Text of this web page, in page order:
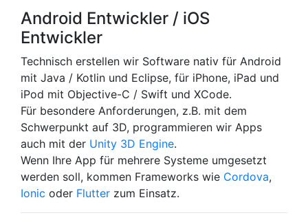
Android Entwickler / iOS
Entwickler
Technisch erstellen wir Software nativ für Android
mit Java / Kotlin und Eclipse, für iPhone, iPad und
iPod mit Objective-C / Swift und XCode.
Für besondere Anforderungen, z.B. mit dem
Schwerpunkt auf 3D, programmieren wir Apps
auch mit der Unity 3D Engine.
Wenn Ihre App für mehrere Systeme umgesetzt
werden soll, kommen Frameworks wie Cordova,
Ionic oder Flutter zum Einsatz.